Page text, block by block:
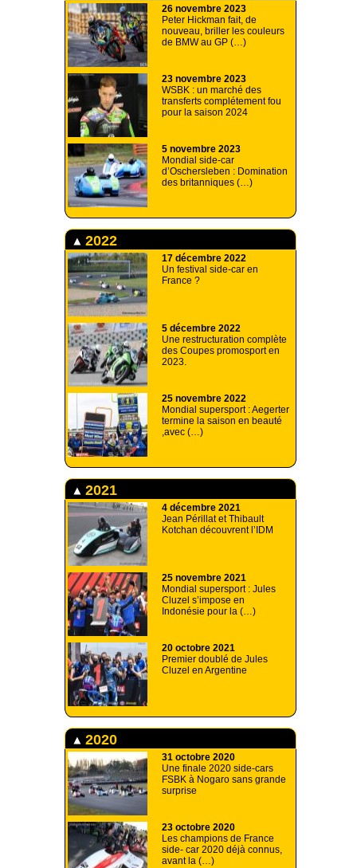
26 novembre 2023
Peter Hickman fait, de
nouveau, briller les couleurs
de BMW au GP (…)
23 novembre 2023
WSBK : un marché des
transferts complétement fou
pour la saison 2024
5 novembre 2023
Mondial side-car
d’Oschersleben : Domination
des britanniques (…)
2022
17 décembre 2022
Un festival side-car en
France ?
5 décembre 2022
Une restructuration complète
des Coupes promosport en
2023.
25 novembre 2022
Mondial supersport : Aegerter
termine la saison en beauté
,avec (…)
2021
4 décembre 2021
Jean Périllat et Thibault
Kotchan découvrent l’IDM
25 novembre 2021
Mondial supersport : Jules
Cluzel s’impose en
Indonésie pour la (…)
20 octobre 2021
Premier doublé de Jules
Cluzel en Argentine
2020
31 octobre 2020
Une finale 2020 side-cars
FSBK à Nogaro sans grande
surprise
23 octobre 2020
Les champions de France
side- car 2020 déjà connus,
avant la (…)